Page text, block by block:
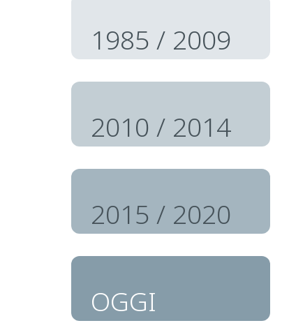
1985 / 2009
2010 / 2014
2015 / 2020
OGGI